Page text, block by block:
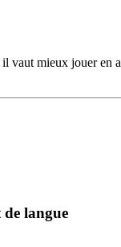
vaut mieux jouer en
de langue